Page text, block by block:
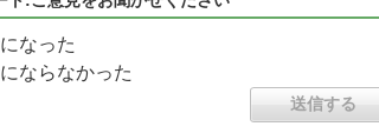
なった
ならなかった